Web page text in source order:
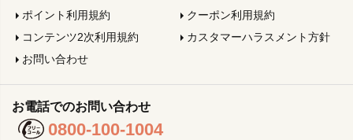
ポイント利用規約
クーポン利用規約
コンテンツ2次利用規約
カスタマーハラスメント方針
お問い合わせ
お電話でのお問い合わせ
0800-100-1004